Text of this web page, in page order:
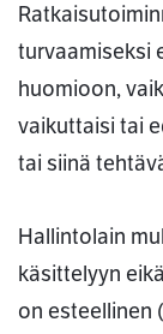
turvaamiseksi
huomioon,
vaikuttaisi tai
tai siinä
Hallintolain
käsittelyyn
on esteellinen